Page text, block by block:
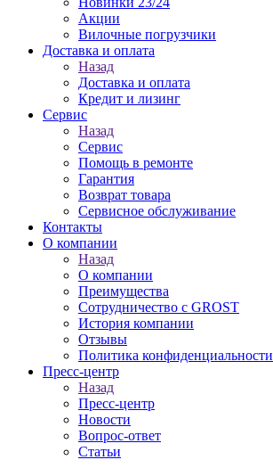
Акции
Вилочные погрузчики
Доставка и оплата
Назад
Доставка и оплата
Кредит и лизинг
Сервис
Назад
Сервис
Помощь в ремонте
Гарантия
Возврат товара
Сервисное обслуживание
Контакты
О компании
Назад
О компании
Преимущества
Сотрудничество с GROST
История компании
Отзывы
Политика конфиденциальности
Пресс-центр
Назад
Пресс-центр
Новости
Вопрос-ответ
Статьи